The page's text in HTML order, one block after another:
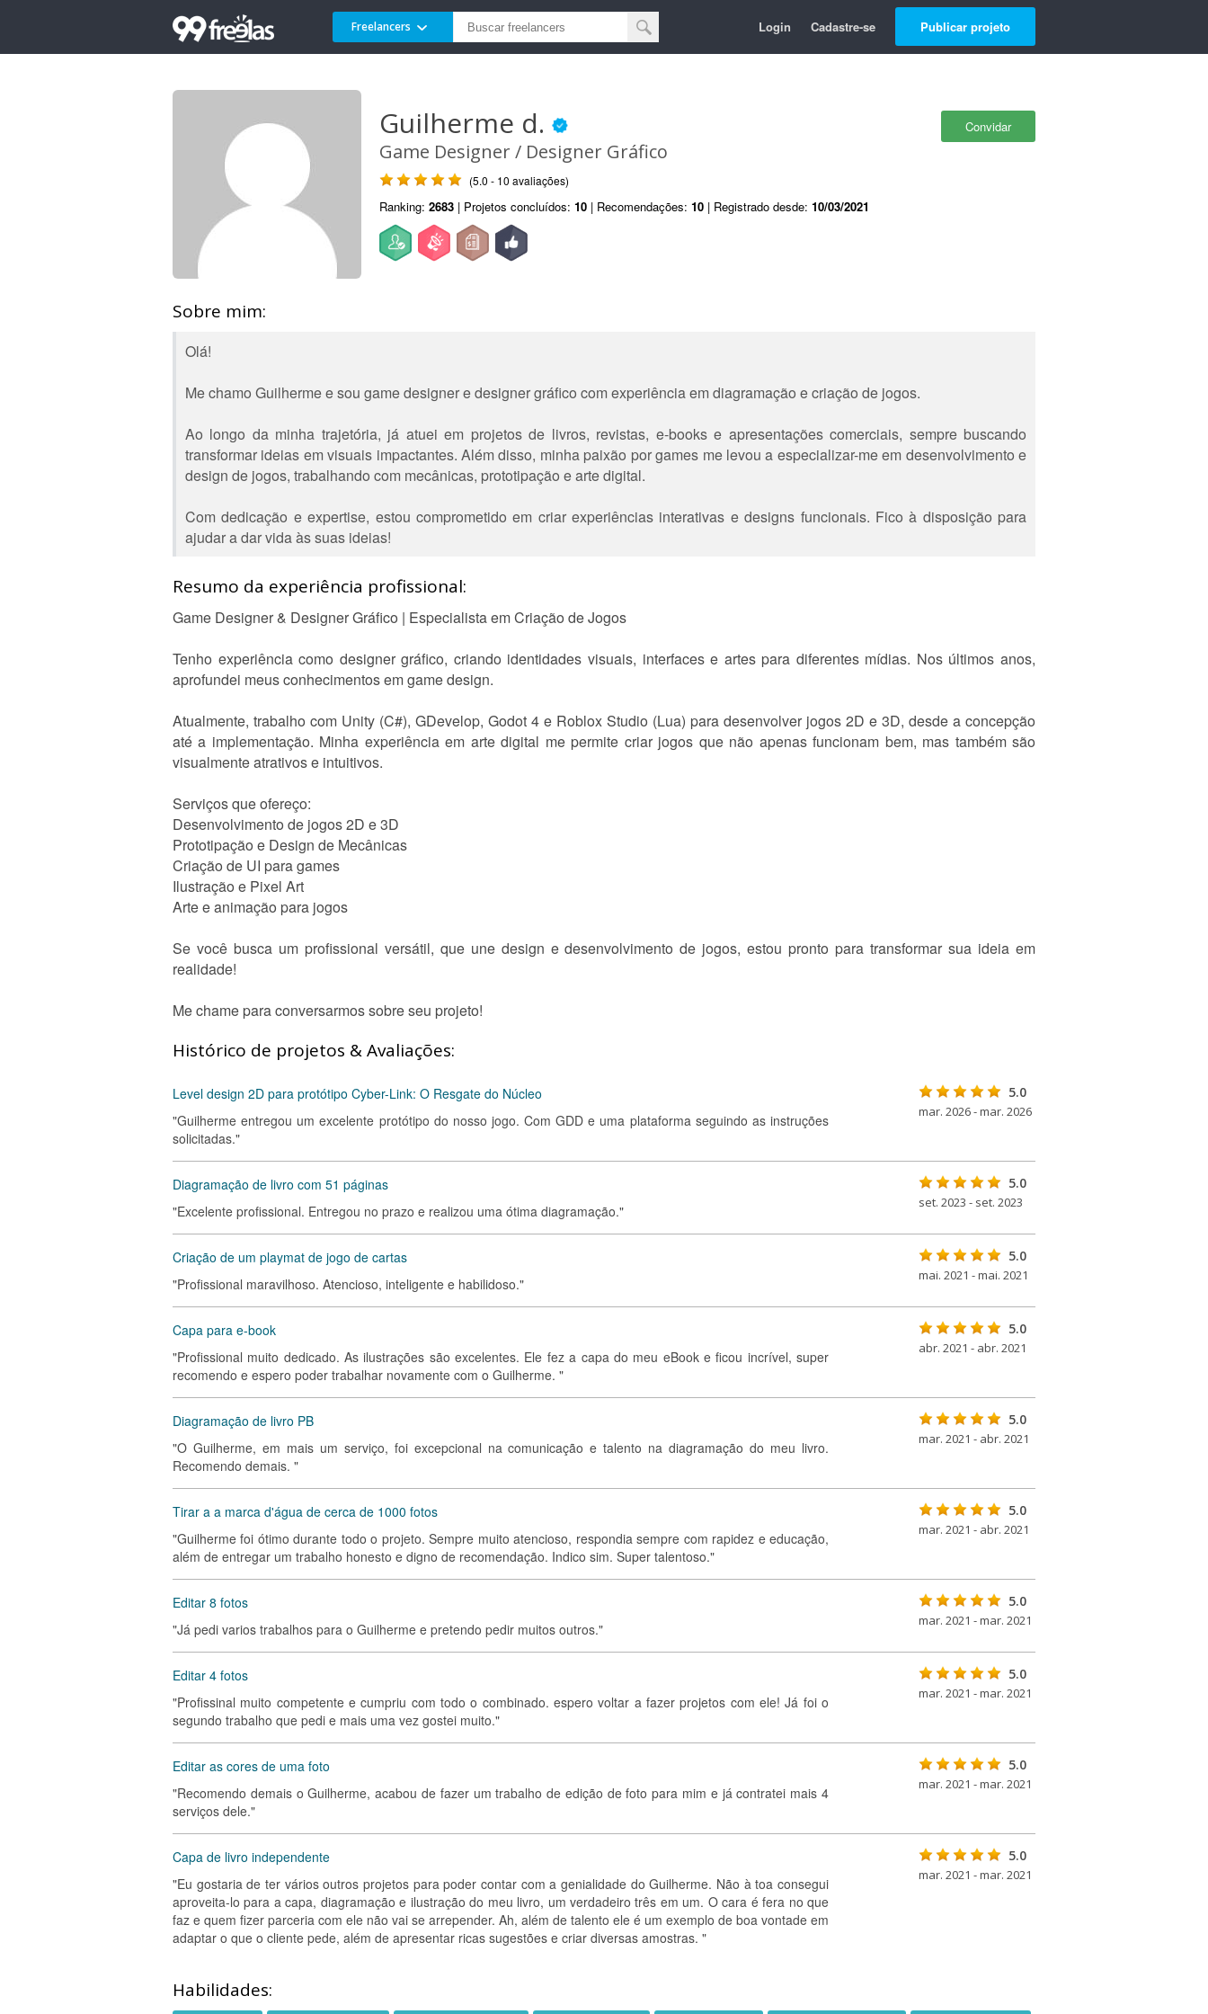
Freelancers Login Cadastre-se Publicar projeto
Convidar
Guilherme d.
Game Designer / Designer Gráfico
(5.0 - 10 avaliações)
Ranking: 2683 | Projetos concluídos: 10 | Recomendações: 10 | Registrado desde: 10/03/2021
Sobre mim:
Olá!
Me chamo Guilherme e sou game designer e designer gráfico com experiência em diagramação e criação de jogos.
Ao longo da minha trajetória, já atuei em projetos de livros, revistas, e-books e apresentações comerciais, sempre buscando
transformar ideias em visuais impactantes. Além disso, minha paixão por games me levou a especializar-me em desenvolvimento e
design de jogos, trabalhando com mecânicas, prototipação e arte digital.
Com dedicação e expertise, estou comprometido em criar experiências interativas e designs funcionais. Fico à disposição para
ajudar a dar vida às suas ideias!
Resumo da experiência profissional:
Game Designer & Designer Gráfico | Especialista em Criação de Jogos
Tenho experiência como designer gráfico, criando identidades visuais, interfaces e artes para diferentes mídias. Nos últimos anos,
aprofundei meus conhecimentos em game design.
Atualmente, trabalho com Unity (C#), GDevelop, Godot 4 e Roblox Studio (Lua) para desenvolver jogos 2D e 3D, desde a concepção
até a implementação. Minha experiência em arte digital me permite criar jogos que não apenas funcionam bem, mas também são
visualmente atrativos e intuitivos.
Serviços que ofereço:
Desenvolvimento de jogos 2D e 3D
Prototipação e Design de Mecânicas
Criação de UI para games
Ilustração e Pixel Art
Arte e animação para jogos
Se você busca um profissional versátil, que une design e desenvolvimento de jogos, estou pronto para transformar sua ideia em
realidade!
Me chame para conversarmos sobre seu projeto!
Histórico de projetos & Avaliações:
Level design 2D para protótipo Cyber-Link: O Resgate do Núcleo
"Guilherme entregou um excelente protótipo do nosso jogo. Com GDD e uma plataforma seguindo as instruções
solicitadas."
5.0
mar. 2026 - mar. 2026
Diagramação de livro com 51 páginas
"Excelente profissional. Entregou no prazo e realizou uma ótima diagramação."
5.0
set. 2023 - set. 2023
Criação de um playmat de jogo de cartas
"Profissional maravilhoso. Atencioso, inteligente e habilidoso."
5.0
mai. 2021 - mai. 2021
Capa para e-book
"Profissional muito dedicado. As ilustrações são excelentes. Ele fez a capa do meu eBook e ficou incrível, super
recomendo e espero poder trabalhar novamente com o Guilherme. "
5.0
abr. 2021 - abr. 2021
Diagramação de livro PB
"O Guilherme, em mais um serviço, foi excepcional na comunicação e talento na diagramação do meu livro.
Recomendo demais. "
5.0
mar. 2021 - abr. 2021
Tirar a a marca d'água de cerca de 1000 fotos
"Guilherme foi ótimo durante todo o projeto. Sempre muito atencioso, respondia sempre com rapidez e educação,
além de entregar um trabalho honesto e digno de recomendação. Indico sim. Super talentoso."
5.0
mar. 2021 - abr. 2021
Editar 8 fotos
"Já pedi varios trabalhos para o Guilherme e pretendo pedir muitos outros."
5.0
mar. 2021 - mar. 2021
Editar 4 fotos
"Profissinal muito competente e cumpriu com todo o combinado. espero voltar a fazer projetos com ele! Já foi o
segundo trabalho que pedi e mais uma vez gostei muito."
5.0
mar. 2021 - mar. 2021
Editar as cores de uma foto
"Recomendo demais o Guilherme, acabou de fazer um trabalho de edição de foto para mim e já contratei mais 4
serviços dele."
5.0
mar. 2021 - mar. 2021
Capa de livro independente
"Eu gostaria de ter vários outros projetos para poder contar com a genialidade do Guilherme. Não à toa consegui
aproveita-lo para a capa, diagramação e ilustração do meu livro, um verdadeiro três em um. O cara é fera no que
faz e quem fizer parceria com ele não vai se arrepender. Ah, além de talento ele é um exemplo de boa vontade em
adaptar o que o cliente pede, além de apresentar ricas sugestões e criar diversas amostras. "
5.0
mar. 2021 - mar. 2021
Habilidades: